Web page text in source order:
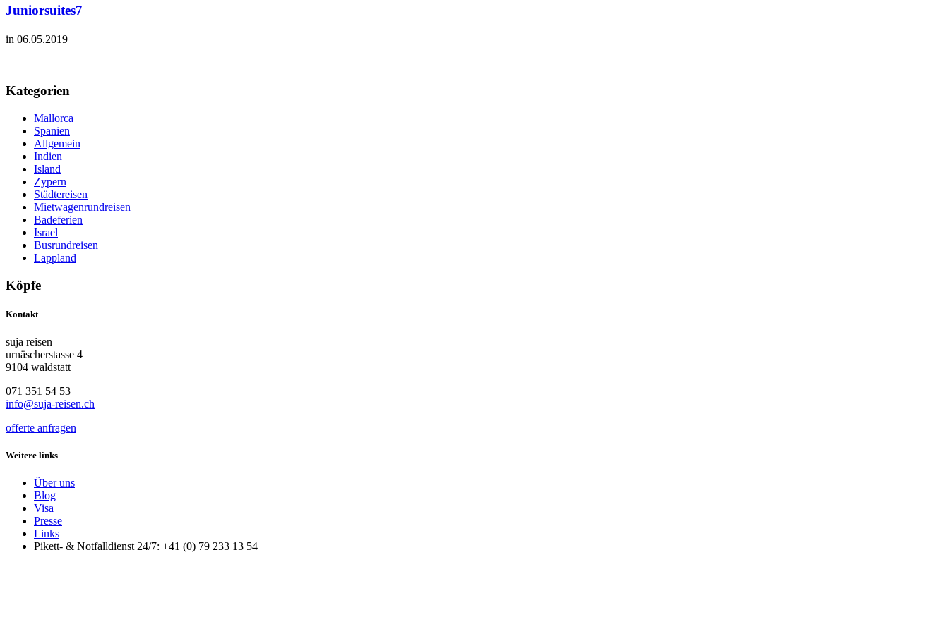
Juniorsuites7
in 06.05.2019
Kategorien
Mallorca
Spanien
Allgemein
Indien
Island
Zypern
Städtereisen
Mietwagenrundreisen
Badeferien
Israel
Busrundreisen
Lappland
Köpfe
Kontakt
suja reisen
urnäscherstasse 4
9104 waldstatt
071 351 54 53
info@suja-reisen.ch
offerte anfragen
Weitere links
Über uns
Blog
Visa
Presse
Links
Pikett- & Notfalldienst 24/7: +41 (0) 79 233 13 54